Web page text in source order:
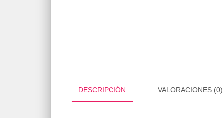
DESCRIPCIÓN VALORACIONES (0)